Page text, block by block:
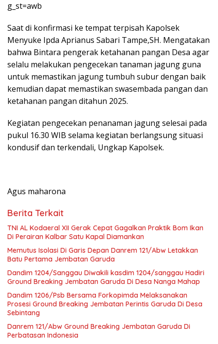
g_st=awb
Saat di konfirmasi ke tempat terpisah Kapolsek
Menyuke Ipda Aprianus Sabari Tampe,SH. Mengatakan
bahwa Bintara pengerak ketahanan pangan Desa agar
selalu melakukan pengecekan tanaman jagung guna
untuk memastikan jagung tumbuh subur dengan baik
kemudian dapat memastikan swasembada pangan dan
ketahanan pangan ditahun 2025.
Kegiatan pengecekan penanaman jagung selesai pada
pukul 16.30 WIB selama kegiatan berlangsung situasi
kondusif dan terkendali, Ungkap Kapolsek.
Agus maharona
Berita Terkait
TNI AL Kodaeral XII Gerak Cepat Gagalkan Praktik Bom Ikan
Di Perairan Kalbar Satu Kapal Diamankan
Memutus Isolasi Di Garis Depan Danrem 121/Abw Letakkan
Batu Pertama Jembatan Garuda
Dandim 1204/Sanggau Diwakili kasdim 1204/sanggau Hadiri
Ground Breaking Jembatan Garuda Di Desa Nanga Mahap
Dandim 1206/Psb Bersama Forkopimda Melaksanakan
Prosesi Ground Breaking Jembatan Perintis Garuda Di Desa
Sebintang
Danrem 121/Abw Ground Breaking Jembatan Garuda Di
Perbatasan Indonesia